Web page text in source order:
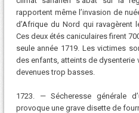
rapportent même l’invasion de
d’Afrique du Nord qui ravagèrent
Ces deux étés caniculaires firent
seule année 1719. Les victimes
des enfants, atteints de dysenterie
devenues trop basses.
1723. — Sécheresse générale
provoque une grave disette de